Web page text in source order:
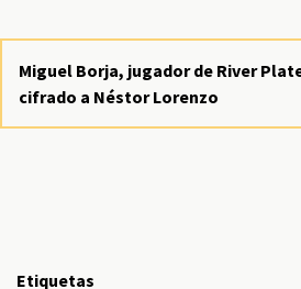
Miguel Borja, jugador de River
cifrado a Néstor Lorenzo
Etiquetas